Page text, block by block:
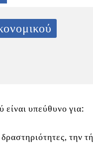
υπεύθυνο για:
δραστηριότητες,